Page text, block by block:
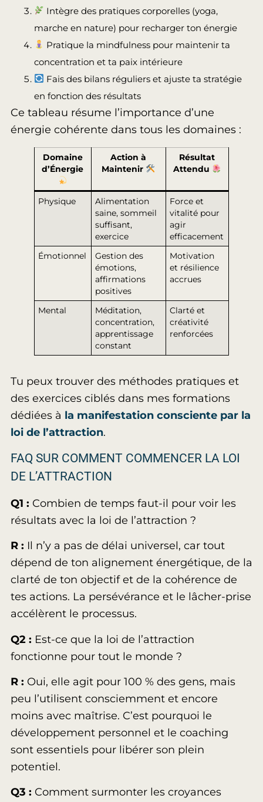
Intègre des pratiques corporelles (yoga,
marche en nature) pour recharger ton énergie
Pratique la mindfulness pour maintenir ta
concentration et ta paix intérieure
Fais des bilans réguliers et ajuste ta stratégie
en fonction des résultats
Ce tableau résume l’importance d’une
énergie cohérente dans tous les domaines :
Domaine
d’Énergie
Action à
Maintenir
Résultat
Attendu
Physique
Alimentation
saine, sommeil
suffisant,
exercice
Force et
vitalité pour
agir
efficacement
Émotionnel
Gestion des
émotions,
affirmations
positives
Motivation
et résilience
accrues
Mental
Méditation,
concentration,
apprentissage
constant
Clarté et
créativité
renforcées
Tu peux trouver des méthodes pratiques et
des exercices ciblés dans mes formations
dédiées à la manifestation consciente par la
loi de l’attraction.
FAQ SUR COMMENT COMMENCER LA LOI
DE L’ATTRACTION
Q1 : Combien de temps faut-il pour voir les
résultats avec la loi de l’attraction ?
R : Il n’y a pas de délai universel, car tout
dépend de ton alignement énergétique, de la
clarté de ton objectif et de la cohérence de
tes actions. La persévérance et le lâcher-prise
accélèrent le processus.
Q2 : Est-ce que la loi de l’attraction
fonctionne pour tout le monde ?
R : Oui, elle agit pour 100 % des gens, mais
peu l’utilisent consciemment et encore
moins avec maîtrise. C’est pourquoi le
développement personnel et le coaching
sont essentiels pour libérer son plein
potentiel.
Q3 : Comment surmonter les croyances